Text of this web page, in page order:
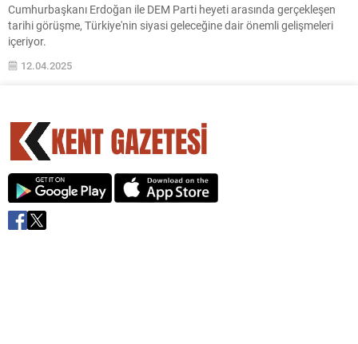
Cumhurbaşkanı Erdoğan ile DEM Parti heyeti arasında gerçekleşen
tarihi görüşme, Türkiye'nin siyasi geleceğine dair önemli gelişmeleri
içeriyor.
12.04.2025